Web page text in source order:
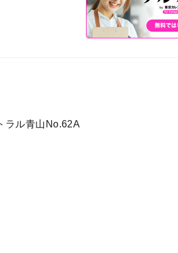
ラル青山No.62A